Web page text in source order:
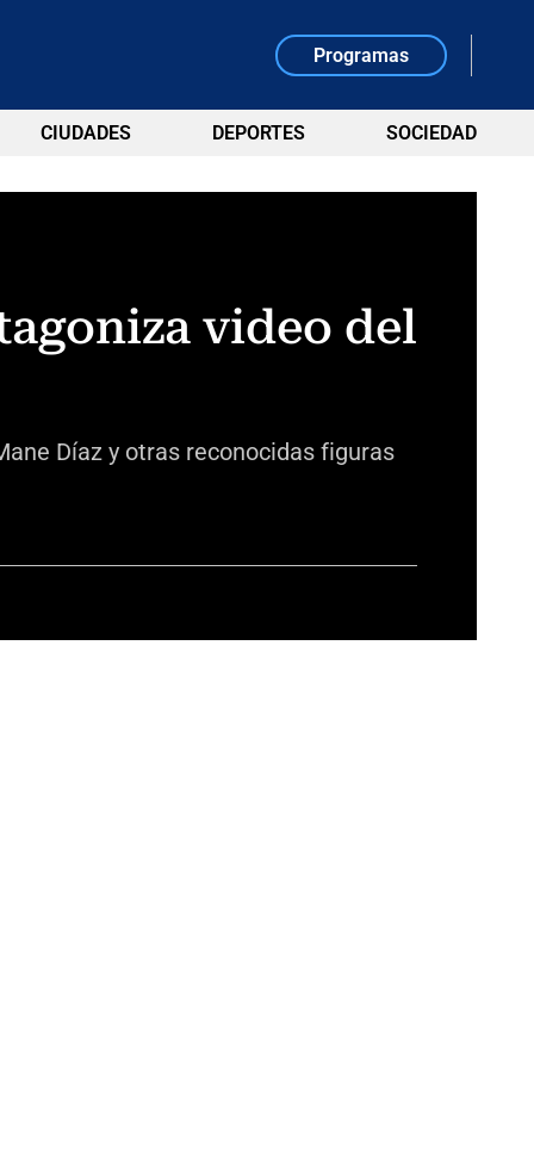
Programas
CIUDADES DEPORTES SOCIEDAD
video del
Díaz y otras reconocidas figuras